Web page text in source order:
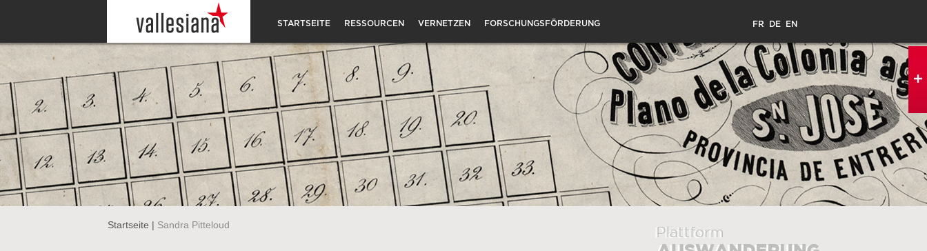
STARTSEITE RESSOURCEN VERNETZEN FORSCHUNGSFÖRDERUNG FR DE EN
Startseite | Sandra Pitteloud